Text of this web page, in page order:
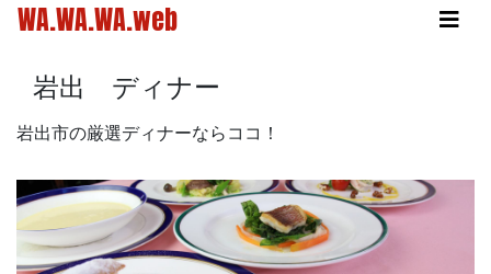
WA.WA.WA.web
岩出 ディナー
岩出市の厳選ディナーならココ！